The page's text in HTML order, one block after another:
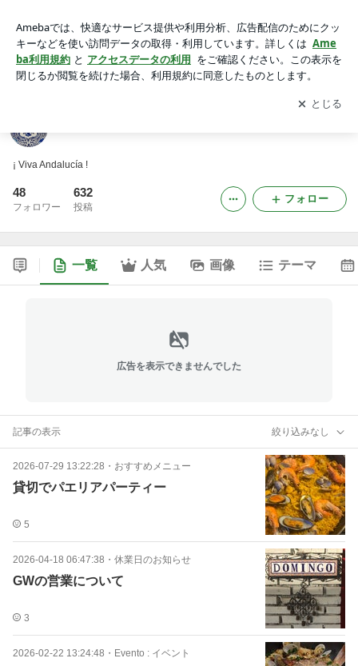
アプリをダウンロードして ブログの更新通知
を受け取りまし
ょう。
開く
¡ Viva Andalucía !
48
フォロワー
632
投稿
フォロー
一覧 人気 画像 テーマ
広告を表示できませんでした
記事の表示 絞り込みなし
2026-07-29 13:22:28 ・ おすすめメニュー
貸切でパエリアパーティー
5
2026-04-18 06:47:38 ・ 休業日のお知らせ
GWの営業について
3
2026-02-22 13:24:48 ・ Evento : イベント